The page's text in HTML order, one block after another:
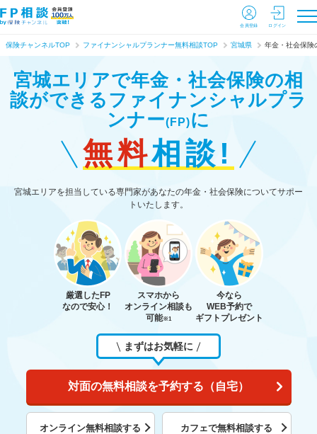
会員登録 ログイン
保険チャンネルTOP ファイナンシャルプランナー無料相談TOP 宮城県 年金・社会保険
宮城エリアで年金・社会保険の相
談ができる ファイナンシャルプラ
ンナー(FP)に
無料相談!
宮城エリアを担当している専門家があなたの年金・社会保険についてサポー
トいたします。
厳選したFP
なので安心！
スマホから
オンライン相談も
可能※1
今なら
WEB予約で
ギフトプレゼント
まずはお気軽に
対面の無料相談を予約する（自宅）
オンライン無料相談する カフェで無料相談する